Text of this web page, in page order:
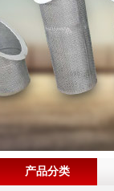
产品分类